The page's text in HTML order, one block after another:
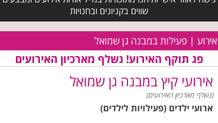
שווים בקניונים ובחנויות
אירוע | פעילות במבנה גן שמואל
פג תוקף האירוע! נשלף מארכיון האירועים
אירועי קיץ במבנה גן שמואל
(נשלף מארכיון האירועים)
ארועי ילדים (פעילויות לילדים)